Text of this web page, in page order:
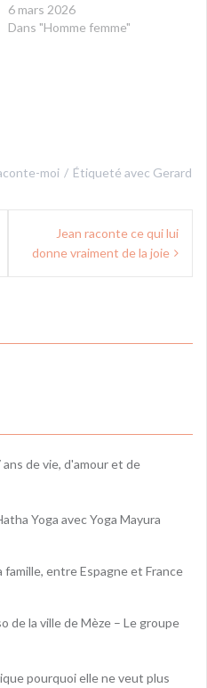
6 mars 2026
Dans "Homme femme"
moi Étiqueté avec Gerard
Jean raconte ce qui lui
donne vraiment de la joie
de vie, d'amour et de
Yoga avec Yoga Mayura
famille, entre Espagne et France
de la ville de Mèze – Le groupe
pourquoi elle ne veut plus